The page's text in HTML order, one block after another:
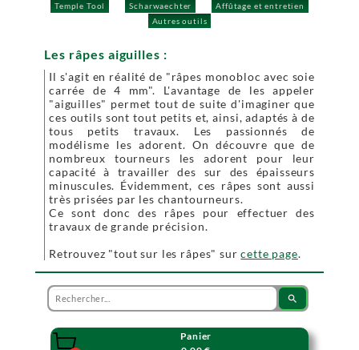
Temple Tool
Scharwaechter
Affûtage et entretien
Autres outils
Les râpes aiguilles :
Il s'agit en réalité de "râpes monobloc avec soie
carrée de 4 mm". L'avantage de les appeler
"aiguilles" permet tout de suite d'imaginer que
ces outils sont tout petits et, ainsi, adaptés à de
tous petits travaux. Les passionnés de
modélisme les adorent. On découvre que de
nombreux tourneurs les adorent pour leur
capacité à travailler des sur des épaisseurs
minuscules. Évidemment, ces râpes sont aussi
très prisées par les chantourneurs.
Ce sont donc des râpes pour effectuer des
travaux de grande précision.
Retrouvez "tout sur les râpes" surcette page.
search

Panier